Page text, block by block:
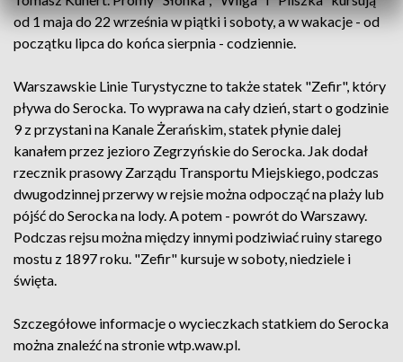
od 1 maja do 22 września w piątki i soboty, a w wakacje - od
początku lipca do końca sierpnia - codziennie.
Warszawskie Linie Turystyczne to także statek "Zefir", który
pływa do Serocka. To wyprawa na cały dzień, start o godzinie
9 z przystani na Kanale Żerańskim, statek płynie dalej
kanałem przez jezioro Zegrzyńskie do Serocka. Jak dodał
rzecznik prasowy Zarządu Transportu Miejskiego, podczas
dwugodzinnej przerwy w rejsie można odpocząć na plaży lub
pójść do Serocka na lody. A potem - powrót do Warszawy.
Podczas rejsu można między innymi podziwiać ruiny starego
mostu z 1897 roku. "Zefir" kursuje w soboty, niedziele i
święta.
Szczegółowe informacje o wycieczkach statkiem do Serocka
można znaleźć na stronie wtp.waw.pl.